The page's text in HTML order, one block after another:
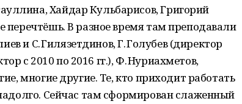
Хайдар Кульбарисов, Григорий
перечтёшь. В разное время там преподавали
и С. Гилязетдинов, Г. Голубев (директор
с 2010 по 2016 гг.), Ф. Нуриахметов,
многие другие. Те, кто приходит работать
Сейчас там сформирован слаженный